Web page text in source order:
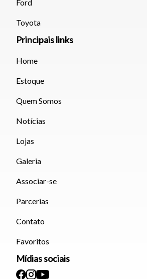
Ford
Toyota
Principais links
Home
Estoque
Quem Somos
Notícias
Lojas
Galeria
Associar-se
Parcerias
Contato
Favoritos
Mídias sociais